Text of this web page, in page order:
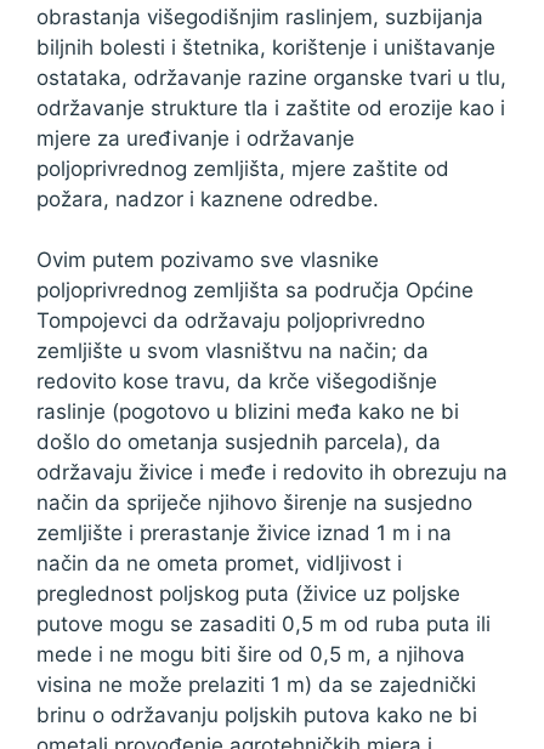
obrastanja višegodišnjim raslinjem, suzbijanja
biljnih bolesti i štetnika, korištenje i uništavanje
ostataka, održavanje razine organske tvari u tlu,
održavanje strukture tla i zaštite od erozije kao i
mjere za uređivanje i održavanje
poljoprivrednog zemljišta, mjere zaštite od
požara, nadzor i kaznene odredbe.
Ovim putem pozivamo sve vlasnike
poljoprivrednog zemljišta sa područja Općine
Tompojevci da održavaju poljoprivredno
zemljište u svom vlasništvu na način; da
redovito kose travu, da krče višegodišnje
raslinje (pogotovo u blizini međa kako ne bi
došlo do ometanja susjednih parcela), da
održavaju živice i međe i redovito ih obrezuju na
način da spriječe njihovo širenje na susjedno
zemljište i prerastanje živice iznad 1 m i na
način da ne ometa promet, vidljivost i
preglednost poljskog puta (živice uz poljske
putove mogu se zasaditi 0,5 m od ruba puta ili
mede i ne mogu biti šire od 0,5 m, a njihova
visina ne može prelaziti 1 m) da se zajednički
brinu o održavanju poljskih putova kako ne bi